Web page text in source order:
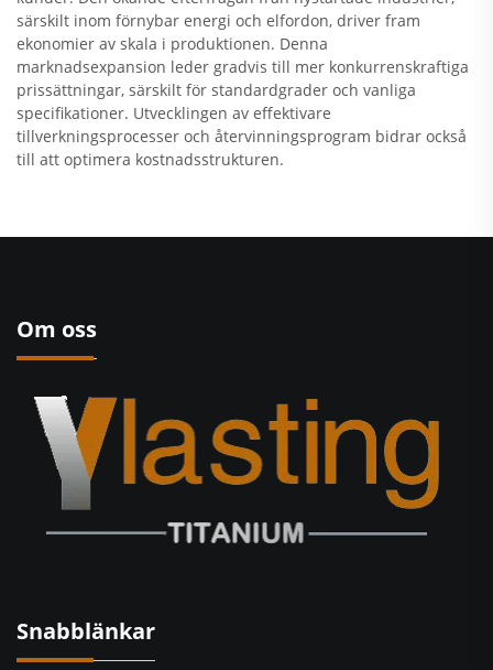
särskilt inom förnybar energi och elfordon, driver fram
ekonomier av skala i produktionen. Denna
marknadsexpansion leder gradvis till mer konkurrenskraftiga
prissättningar, särskilt för standardgrader och vanliga
specifikationer. Utvecklingen av effektivare
tillverkningsprocesser och återvinningsprogram bidrar också
till att optimera kostnadsstrukturen.
Om oss
Snabblänkar